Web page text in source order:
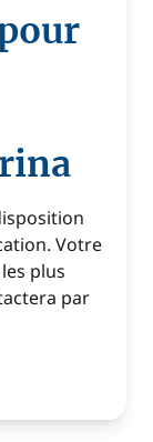
Votre
plus
par